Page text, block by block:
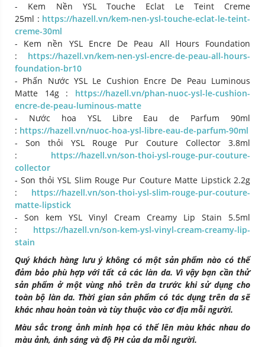
- Kem Nền YSL Touche Eclat Le Teint Creme
25ml : https://hazell.vn/kem-nen-ysl-touche-eclat-le-teint-
creme-30ml
- Kem nền YSL Encre De Peau All Hours Foundation
: https://hazell.vn/kem-nen-ysl-encre-de-peau-all-hours-
foundation-br10
- Phấn Nước YSL Le Cushion Encre De Peau Luminous
Matte 14g : https://hazell.vn/phan-nuoc-ysl-le-cushion-
encre-de-peau-luminous-matte
- Nước hoa YSL Libre Eau de Parfum 90ml
: https://hazell.vn/nuoc-hoa-ysl-libre-eau-de-parfum-90ml
- Son thỏi YSL Rouge Pur Couture Collector 3.8ml
: https://hazell.vn/son-thoi-ysl-rouge-pur-couture-
collector
- Son thỏi YSL Slim Rouge Pur Couture Matte Lipstick 2.2g
: https://hazell.vn/son-thoi-ysl-slim-rouge-pur-couture-
matte-lipstick
- Son kem YSL Vinyl Cream Creamy Lip Stain 5.5ml
: https://hazell.vn/son-kem-ysl-vinyl-cream-creamy-lip-
stain
Quý khách hàng lưu ý không có một sản phẩm nào có thể
đảm bảo phù hợp với tất cả các làn da. Vì vậy bạn cần thử
sản phẩm ở một vùng nhỏ trên da trước khi sử dụng cho
toàn bộ làn da. Thời gian sản phẩm có tác dụng trên da sẽ
khác nhau hoàn toàn và tùy thuộc vào cơ địa mỗi người.
Màu sắc trong ảnh minh họa có thể lên màu khác nhau do
màu ảnh, ánh sáng và độ PH của da mỗi người.